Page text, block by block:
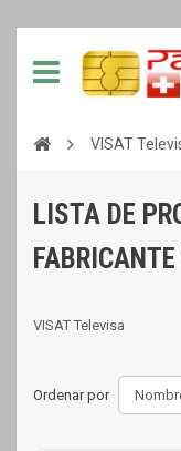
VISAT
LISTA DE
VISAT Televisa
Ordenar por